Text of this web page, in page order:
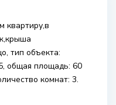
квартиру,в
тип объекта:
общая площадь: 60
комнат: 3.